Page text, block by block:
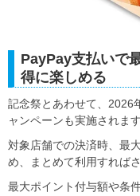
PayPay支払いで
得に楽しめる
記念祭とあわせて、2026
ャンペーンも実施されます
対象店舗での決済時、最
め、まとめて利用すれば
最大ポイント付与額や条